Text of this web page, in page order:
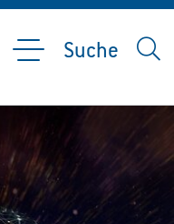
Suche